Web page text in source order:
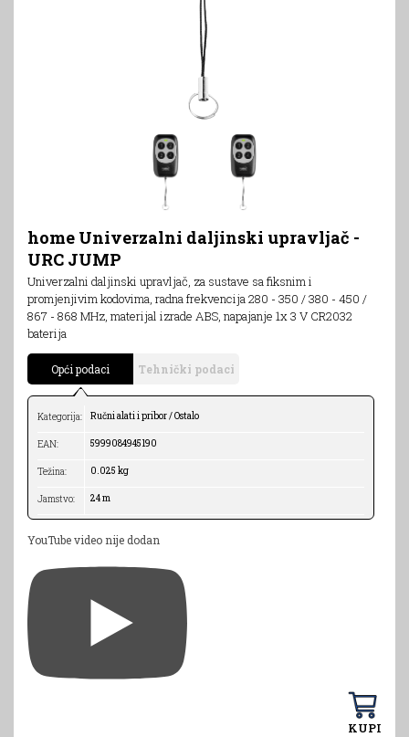
home Univerzalni daljinski upravljač -
URC JUMP
Univerzalni daljinski upravljač, za sustave sa fiksnim i
promjenjivim kodovima, radna frekvencija 280 - 350 / 380 - 450 /
867 - 868 MHz, materijal izrade ABS, napajanje 1x 3 V CR2032
baterija
Opći podaci Tehnički podaci
Kategorija: Ručni alati i pribor / Ostalo
EAN: 5999084945190
Težina: 0.025 kg
Jamstvo: 24 m
YouTube video nije dodan
KUPI